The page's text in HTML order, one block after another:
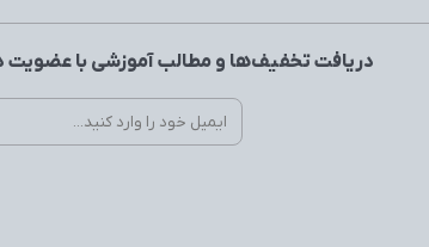
دریافت تخفیف‌ها و مطالب آموزشی با عضویت